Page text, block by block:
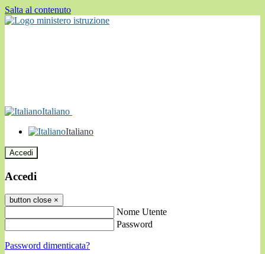
Salta al contenuto
Italiano
Italiano
Accedi
Accedi
button close ×
Nome Utente
Password
Password dimenticata?